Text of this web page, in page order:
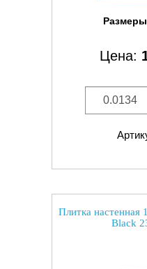
Цена:
Плитка настенная
Black